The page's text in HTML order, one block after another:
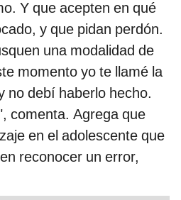
Y que acepten en qué
y que pidan perdón.
una modalidad de
momento yo te llamé la
no debí haberlo hecho.
comenta. Agrega que
en el adolescente que
reconocer un error,